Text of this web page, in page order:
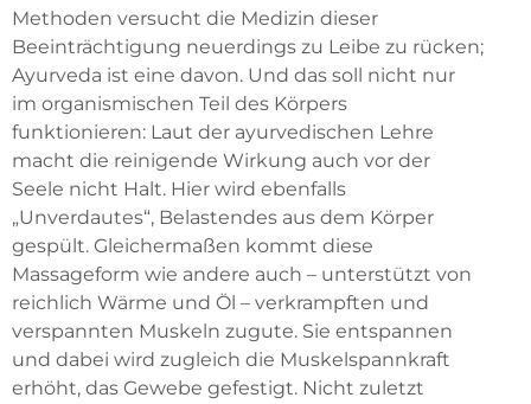
Methoden versucht die Medizin dieser
Beeinträchtigung neuerdings zu Leibe zu rücken;
Ayurveda ist eine davon. Und das soll nicht nur
im organismischen Teil des Körpers
funktionieren: Laut der ayurvedischen Lehre
macht die reinigende Wirkung auch vor der
Seele nicht Halt. Hier wird ebenfalls
„Unverdautes“, Belastendes aus dem Körper
gespült. Gleichermaßen kommt diese
Massageform wie andere auch – unterstützt von
reichlich Wärme und Öl – verkrampften und
verspannten Muskeln zugute. Sie entspannen
und dabei wird zugleich die Muskelspannkraft
erhöht, das Gewebe gefestigt. Nicht zuletzt